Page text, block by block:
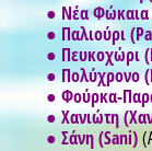
● Νέα Φώκαια
● Παλιούρι
● Πευκοχώρι
● Πολύχρονο
● Φούρκα-
● Χανιώτη
● Σάνη (Sani)